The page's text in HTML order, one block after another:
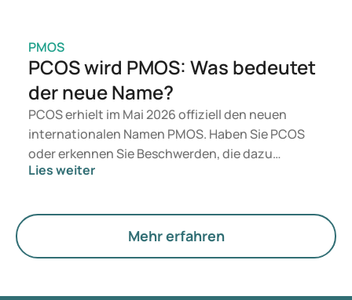
PMOS
PCOS wird PMOS: Was bedeutet
der neue Name?
PCOS erhielt im Mai 2026 offiziell den neuen
internationalen Namen PMOS. Haben Sie PCOS
oder erkennen Sie Beschwerden, die dazu
passen? Medizinisch ändert sich vorerst nichts.
Hormone, den Stoffwechsel und die Funktion der
Lies weiter
Mehr erfahren